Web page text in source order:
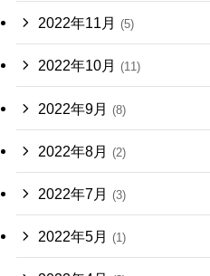
2022年11月 (5)
2022年10月 (11)
2022年9月 (8)
2022年8月 (2)
2022年7月 (3)
2022年5月 (1)